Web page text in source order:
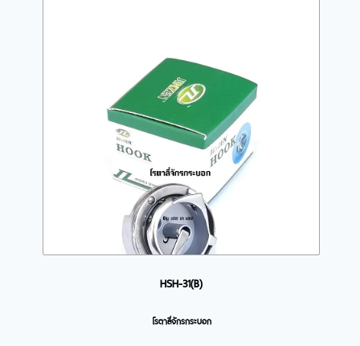
HSH-31(B)
โรตาลี่จักรกระบอก